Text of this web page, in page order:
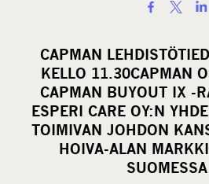
a
r
e
o
n
s
o
CAPMAN
KELLO 11.30CAPMAN
CAPMAN BUYOUT IX -
ESPERI CARE OY:N
TOIMIVAN JOHDON
HOIVA-ALAN